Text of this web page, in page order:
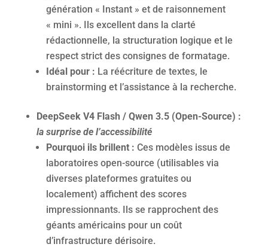
génération « Instant » et de raisonnement
« mini ». Ils excellent dans la clarté
rédactionnelle, la structuration logique et le
respect strict des consignes de formatage.
Idéal pour : La réécriture de textes, le
brainstorming et l’assistance à la recherche.
DeepSeek V4 Flash / Qwen 3.5 (Open-Source) :
la surprise de l’accessibilité
Pourquoi ils brillent : Ces modèles issus de
laboratoires open-source (utilisables via
diverses plateformes gratuites ou
localement) affichent des scores
impressionnants. Ils se rapprochent des
géants américains pour un coût
d’infrastructure dérisoire.